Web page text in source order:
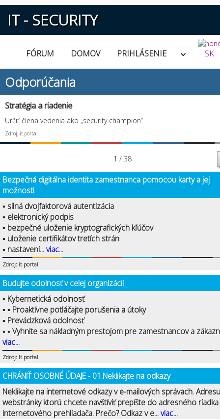
IT - SECURITY
FÓRUM DOMOV PRIHLÁSENIE SK
Odporúčania
Stratégia a riadenie
Určiť člena vedenia ako „security champion“
Zdroj: it.portal
1 / 38
Bezpečná digitálna identita zamestnanca pomocou karty a jej
možnosti
▪ silná dvojfaktorová autentizácia
▪ elektronický podpis
▪ bezpečné uloženie kryptografických kľúčov
▪ uloženie certifikátov tretích strán
▪ nastaveni...viac...
Zdroj: it.portal
Budujte odolnosť v celej organizácii
▪ Kybernetická odolnosť
▪ ▪ Proaktívne potláčajte porušenia a útoky
▪ Prevádzková odolnosť
▪ ▪ Vyhnite sa nákladným prestojom pre zamestnancov a
viac...
Zdroj: it.portal
CHRÁNIŤ OSOBNÉ ÚDAJE - 01.Neklikajte na odkazy
Neklikajte na internetové odkazy v e-mailových správach. Adresu
webstránky ktorú chcete navštíviť prepíšte do adresného riadka
internetového prehliadača. Prečo? Odkaz v e...viac...